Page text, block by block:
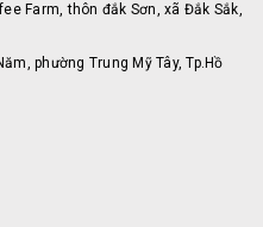
Farm, thôn đắk Sơn, xã Đắk Sắk,
phường Trung Mỹ Tây, Tp.Hồ